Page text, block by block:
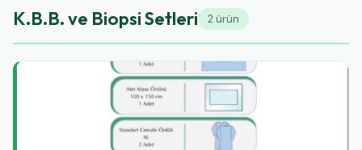
K.B.B. ve Biopsi Setleri 2 ürün